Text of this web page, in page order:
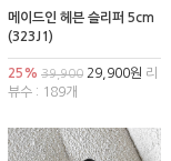
메이드인 헤븐 슬리퍼 5cm
(323J1)
25% 39,900 29,900원 리
뷰수 : 189개